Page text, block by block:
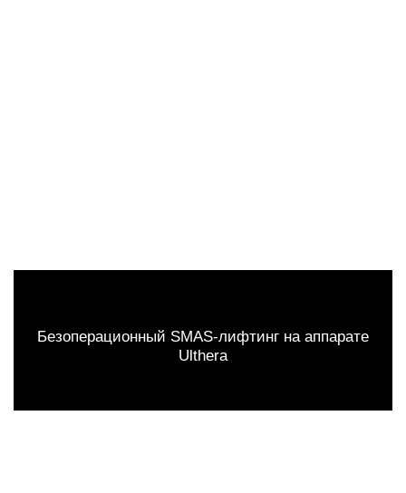
Безоперационный SMAS-лифтинг на аппарате
Ulthera